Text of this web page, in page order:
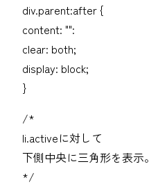
div.parent:after {
content: "":
clear: both;
display: block;
}
/*
li.activeに対して
下側中央に三角形を表示。
*/